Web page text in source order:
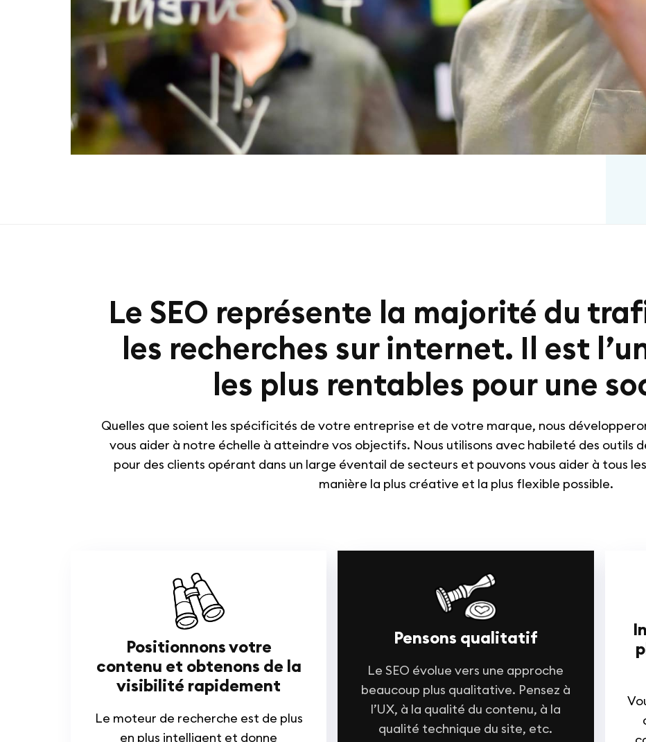
Le SEO représente la majorité du
les recherches sur internet. Il est
les plus rentables pour une
Quelles que soient les spécificités de votre entreprise et de votre marque, nous
vous aider à notre échelle à atteindre vos objectifs. Nous utilisons avec habileté des outils
pour des clients opérant dans un large éventail de secteurs et pouvons vous aider à tous
manière la plus créative et la plus flexible possible.
Positionnons votre
contenu et obtenons de la
visibilité rapidement
Le moteur de recherche est de plus
en plus intelligent et donne
Pensons qualitatif
Le SEO évolue vers une approche
beaucoup plus qualitative. Pensez à
l’UX, à la qualité du contenu, à la
qualité technique du site, etc.